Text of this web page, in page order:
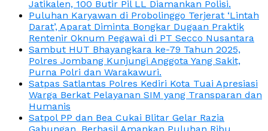
Jatikalen, 100 Butir Pil LL Diamankan Polisi.
Puluhan Karyawan di Probolinggo Terjerat ‘Lintah
Darat’, Aparat Diminta Bongkar Dugaan Praktik
Rentenir Oknum Pegawai di PT Secco Nusantara
Sambut HUT Bhayangkara ke-79 Tahun 2025,
Polres Jombang Kunjungi Anggota Yang Sakit,
Purna Polri dan Warakawuri.
Satpas Satlantas Polres Kediri Kota Tuai Apresiasi
Warga Berkat Pelayanan SIM yang Transparan dan
Humanis
Satpol PP dan Bea Cukai Blitar Gelar Razia